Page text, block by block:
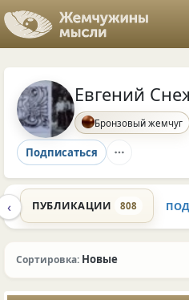
Евгений
Бронзовый жемчуг
Подписаться
ПУБЛИКАЦИИ 808
‹
Сортировка: Новые